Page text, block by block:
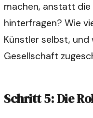
machen, anstatt die
hinterfragen? Wie
Künstler selbst, und
Gesellschaft
Schritt 5: Die